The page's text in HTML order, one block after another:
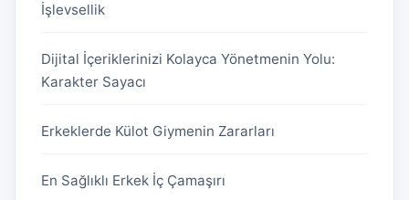
İşlevsellik
Dijital İçeriklerinizi Kolayca Yönetmenin Yolu:
Karakter Sayacı
Erkeklerde Külot Giymenin Zararları
En Sağlıklı Erkek İç Çamaşırı